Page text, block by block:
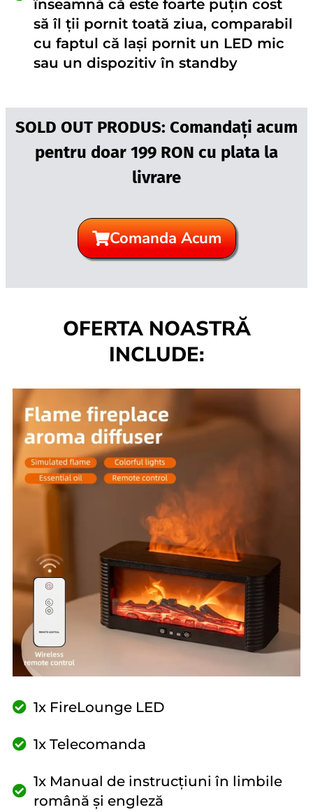
înseamnă că este foarte puțin cost
să îl ții pornit toată ziua, comparabil
cu faptul că lași pornit un LED mic
sau un dispozitiv în standby
SOLD OUT PRODUS: Comandați acum
pentru doar 199 RON cu plata la
livrare
Comanda Acum
OFERTA NOASTRĂ
INCLUDE:
1x FireLounge LED
1x Telecomanda
1x Manual de instrucțiuni în limbile
română și engleză